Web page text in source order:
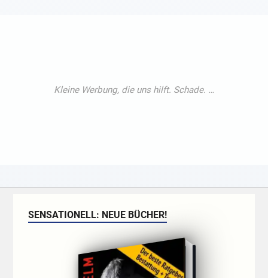
SENSATIONELL: NEUE BÜCHER!